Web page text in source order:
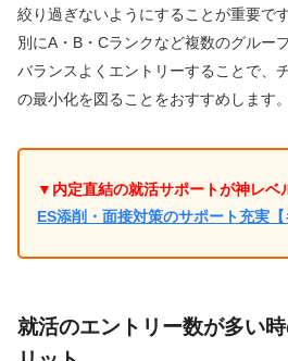
絞り過ぎないようにすることが重要で
別にA・B・Cランクなど複数のグルー
バランスよくエントリーすることで、
の最小化を図ることをおすすめします。
▼内定直結の就活サポートが神レベ
ES添削・面接対策のサポート充実【
就活のエントリー数が多い